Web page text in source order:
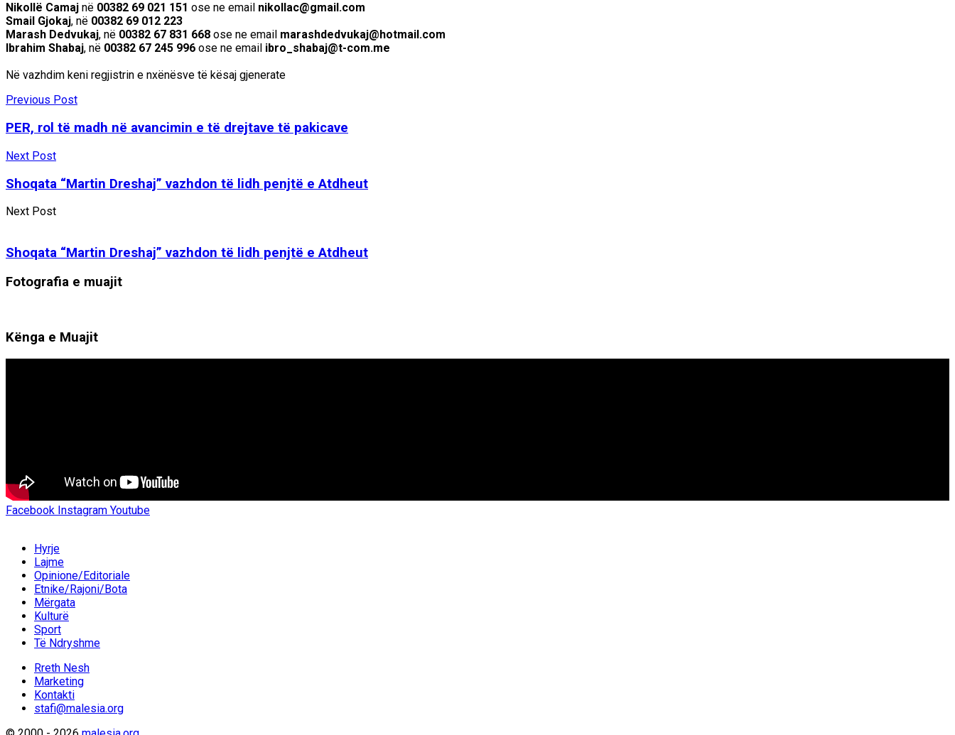
Nikollë Camaj në 00382 69 021 151 ose ne email nikollac@gmail.com
Smail Gjokaj, në 00382 69 012 223
Marash Dedvukaj, në 00382 67 831 668 ose ne email marashdedvukaj@hotmail.com
Ibrahim Shabaj, në 00382 67 245 996 ose ne email ibro_shabaj@t-com.me
Në vazhdim keni regjistrin e nxënësve të kësaj gjenerate
Previous Post
PER, rol të madh në avancimin e të drejtave të pakicave
Next Post
Shoqata “Martin Dreshaj” vazhdon të lidh penjtë e Atdheut
Next Post
Shoqata “Martin Dreshaj” vazhdon të lidh penjtë e Atdheut
Fotografia e muajit
Kënga e Muajit
Facebook Instagram Youtube
Hyrje
Lajme
Opinione/Editoriale
Etnike/Rajoni/Bota
Mërgata
Kulturë
Sport
Të Ndryshme
Rreth Nesh
Marketing
Kontakti
stafi@malesia.org